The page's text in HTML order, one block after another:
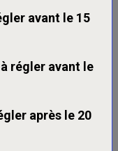
avant le 15
régler avant le
après le 20